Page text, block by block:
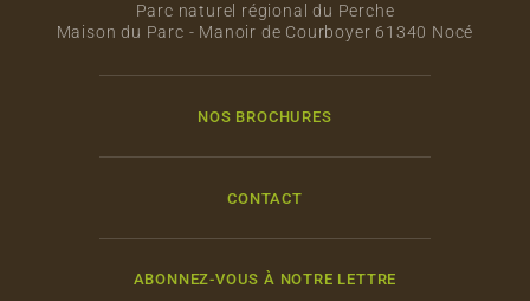
Parc naturel régional du Perche
Maison du Parc - Manoir de Courboyer 61340 Nocé
NOS BROCHURES
CONTACT
ABONNEZ-VOUS À NOTRE LETTRE